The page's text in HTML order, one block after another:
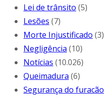
Lei de trânsito (5)
Lesões (7)
Morte Injustificado (3)
Negligência (10)
Notícias (10.026)
Queimadura (6)
Segurança do furacão